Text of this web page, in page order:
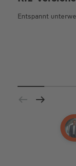
Entspannt